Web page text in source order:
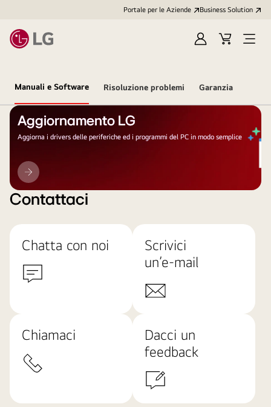
Portale per le Aziende Business Solution
AccediCart
Open
Manuali e Software Risoluzione problemi Garanzia
Aggiornamento LG
Aggiorna i drivers delle periferiche ed i programmi del PC in modo semplice
Aggiornamento
LG
Contattaci
Chatta con noi
Scrivici
un’e-mail
Chiamaci
Dacci un
feedback